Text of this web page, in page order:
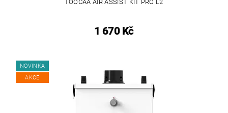
TOOCAA AIR ASSIST KIT PRO L2
1 670 Kč
NOVINKA
AKCE